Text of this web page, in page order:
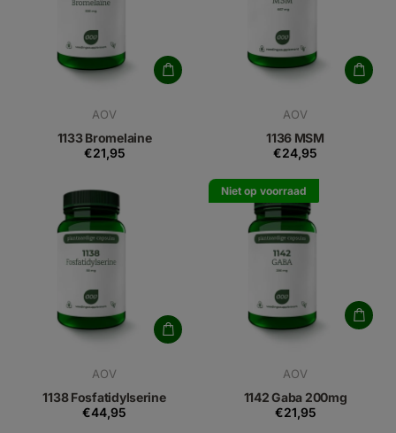
AOV
1133 Bromelaine
€21,95
AOV
1136 MSM
€24,95
AOV
1138 Fosfatidylserine
€44,95
Niet op voorraad
AOV
1142 Gaba 200mg
€21,95